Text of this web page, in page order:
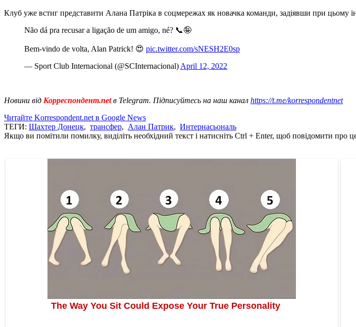
Клуб уже встиг представити Алана Патріка в соцмережах як новачка команди, задіявши при цьому
Não dá pra recusar a ligação de um amigo, né? 📞🤪
Bem-vindo de volta, Alan Patrick! 😍 pic.twitter.com/sNESH2E0sp
— Sport Club Internacional (@SCInternacional) April 12, 2022
Новини від Корреспондент.netв Telegram. Підписуйтесь на наш канал https://t.me/korrespondentnet
Читайте Korrespondent.net в Google News
ТЕГИ: Шахтер Донецк, трансфер, Алан Патрик, Интернасьональ
Якщо ви помітили помилку, виділіть необхідний текст і натисніть Ctrl + Enter, щоб повідомити про